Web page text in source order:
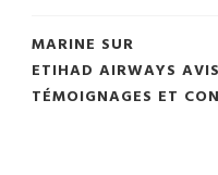
MARINE SUR
ETIHAD AIRWAYS
TÉMOIGNAGES ET